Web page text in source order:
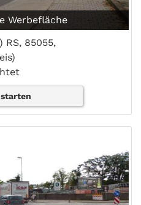
Werbefläche
RS, 85055,